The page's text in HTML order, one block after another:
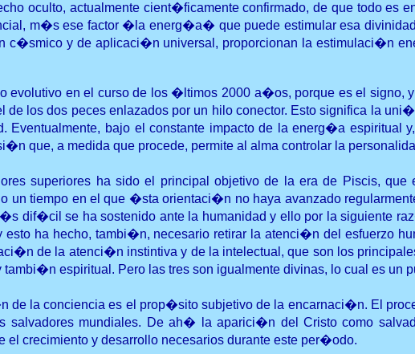
oculto, actualmente cient�ficamente confirmado, de que todo es
m�s ese factor �la energ�a� que puede estimular esa
c�smico y de aplicaci�n universal, proporcionan la estimulaci�n
evolutivo en el curso de los �ltimos 2000 a�os, porque es el
los dos peces enlazados por un hilo conector. Esto significa la
Eventualmente, bajo el constante impacto de la energ�a
que, a medida que procede, permite al alma controlar la
superiores ha sido el principal objetivo de la era de Piscis,
un tiempo en el que �sta orientaci�n no haya avanzado
dif�cil se ha sostenido ante la humanidad y ello por la siguiente
esto ha hecho, tambi�n, necesario retirar la atenci�n del esfuerzo
de la atenci�n instintiva y de la intelectual, que son los
espiritual. Pero las tres son igualmente divinas, lo cual es un
la conciencia es el prop�sito subjetivo de la encarnaci�n. El
salvadores mundiales. De ah� la aparici�n del Cristo como
crecimiento y desarrollo necesarios durante este per�odo.